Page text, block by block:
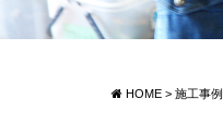
HOME > 施工事例